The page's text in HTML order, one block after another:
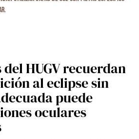
HUGV recuerdan
al eclipse sin
puede
oculares